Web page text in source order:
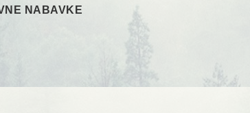
NABAVKE